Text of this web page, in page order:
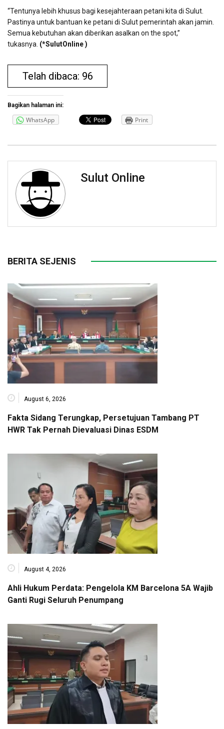
“Tentunya lebih khusus bagi kesejahteraan petani kita di Sulut.
Pastinya untuk bantuan ke petani di Sulut pemerintah akan jamin.
Semua kebutuhan akan diberikan asalkan on the spot,”
tukasnya. (*SulutOnline )
Telah dibaca: 96
Bagikan halaman ini:
WhatsApp Print
Sulut Online
BERITA SEJENIS
August 6, 2026
Fakta Sidang Terungkap, Persetujuan Tambang PT
HWR Tak Pernah Dievaluasi Dinas ESDM
August 4, 2026
Ahli Hukum Perdata: Pengelola KM Barcelona 5A Wajib
Ganti Rugi Seluruh Penumpang